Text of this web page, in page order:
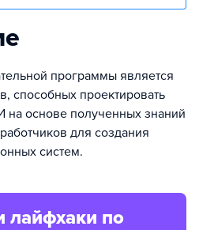
программы является
способных проектировать
основе полученных знаний
для создания
систем.
лайфхаки по